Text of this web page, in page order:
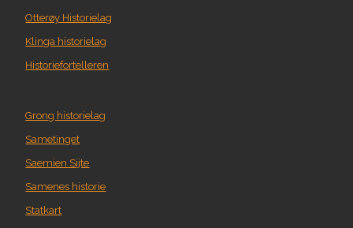
Otterøy Historielag
Klinga historielag
Historiefortelleren
Grong historielag
Sametinget
Saemien Sijte
Samenes historie
Statkart